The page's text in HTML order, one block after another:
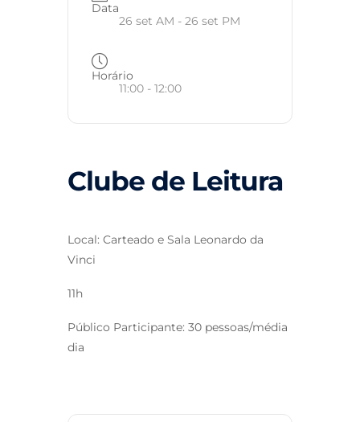
Data
26 set AM - 26 set PM
Horário
11:00 - 12:00
Clube de Leitura
Local: Carteado e Sala Leonardo da
Vinci
11h
Público Participante: 30 pessoas/média
dia